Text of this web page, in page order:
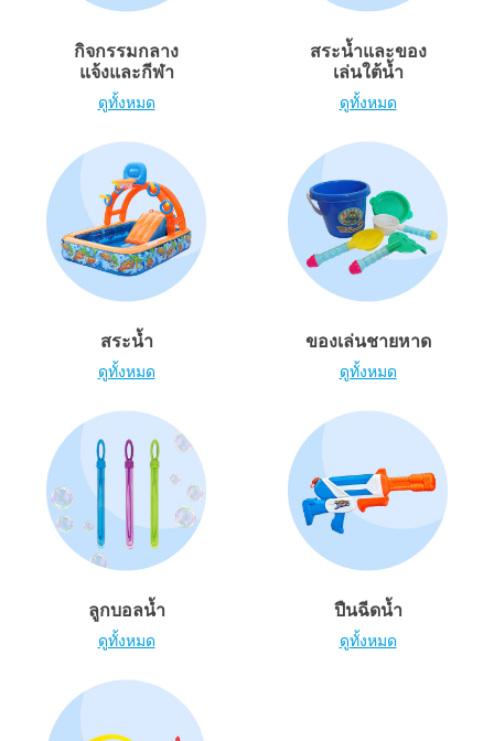
เกมและพัซเซิล
ของเล่นเพื่อการเรียนรู้
กิจกรรมกลางแจ้งและกีฬา
ปาร์ตี้
อุปกรณ์แต่งตัวและการสวมบทบาท
ของเล่นนุ่มนิ่ม
ไอเทมฤดูร้อน
ของเล่นสำหรับเด็กทารกและวัยหัดเดิน
แบตเตอรี่
กล่องสุ่ม
playpop
Barbie บาร์บี้
Disney ดิสนีย์
Marvel มาร์เวล
Hot Wheels ฮ็อตวีลส์
กิจกรรมกลาง
แจ้งและกีฬา
ดูทั้งหมด
สระน้ำและของ
เล่นใต้น้ำ
ดูทั้งหมด
สระน้ำ
ดูทั้งหมด
ของเล่นชายหาด
ดูทั้งหมด
ลูกบอลน้ำ
ดูทั้งหมด
ปืนฉีดน้ำ
ดูทั้งหมด